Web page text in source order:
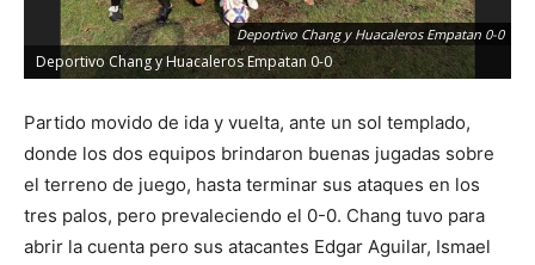
Deportivo Chang y Huacaleros Empatan 0-0
Deportivo Chang y Huacaleros Empatan 0-0
Partido movido de ida y vuelta, ante un sol templado,
donde los dos equipos brindaron buenas jugadas sobre
el terreno de juego, hasta terminar sus ataques en los
tres palos, pero prevaleciendo el 0-0. Chang tuvo para
abrir la cuenta pero sus atacantes Edgar Aguilar, Ismael